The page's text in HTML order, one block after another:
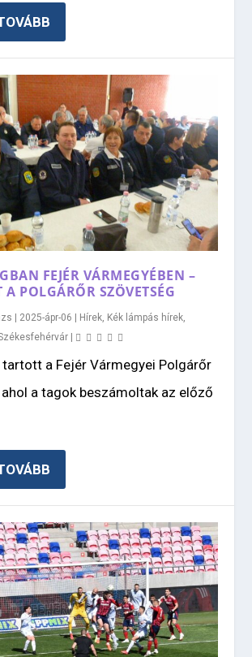
FEJÉR VÁRMEGYÉBEN –
A POLGÁRŐR SZÖVETSÉG
2025-ápr-06 Hírek, Kék lámpás hírek,
a Fejér Vármegyei Polgárőr
a tagok beszámoltak az előző